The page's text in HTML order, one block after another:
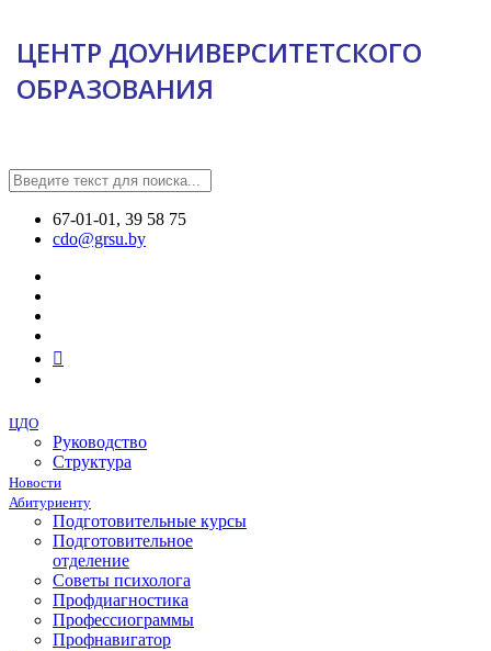
ЦЕНТР ДОУНИВЕРСИТЕТСКОГО
ОБРАЗОВАНИЯ
67-01-01, 39 58 75
cdo@grsu.by
ЦДО
Руководство
Структура
Новости
Абитуриенту
Подготовительные курсы
Подготовительное
отделение
Советы психолога
Профдиагностика
Профессиограммы
Профнавигатор